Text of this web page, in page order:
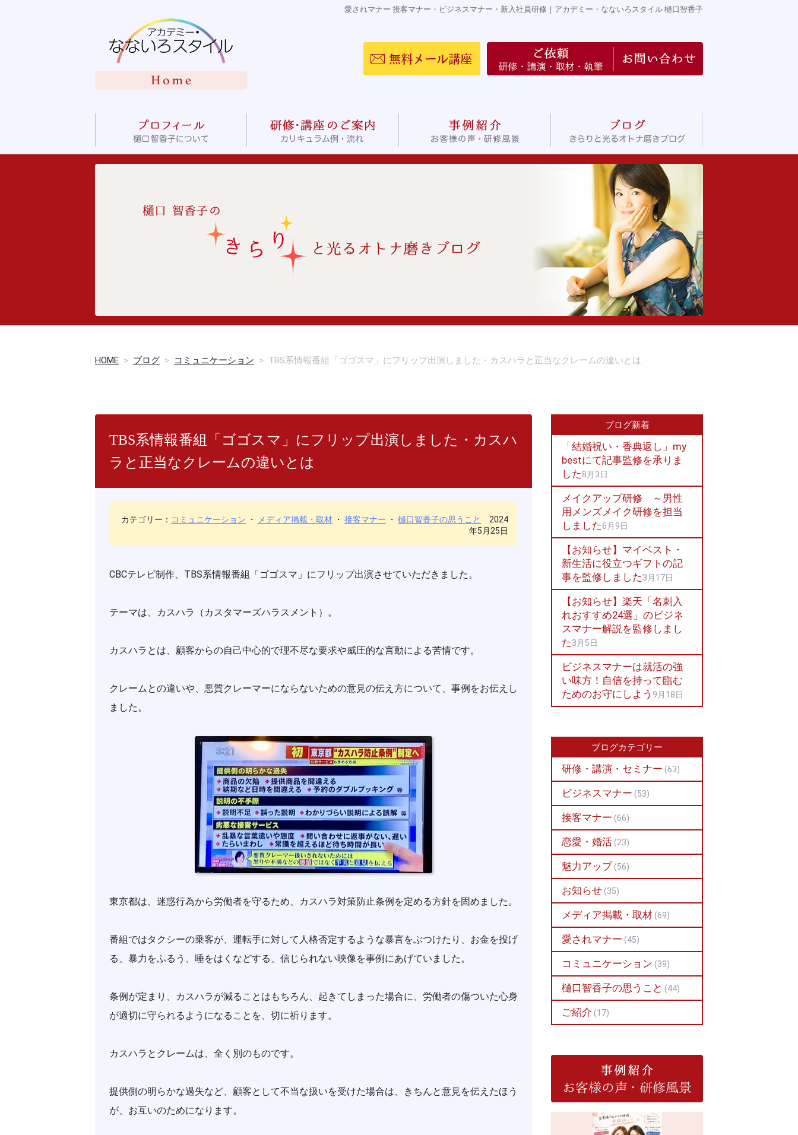
愛されマナー 接客マナー・ビジネスマナー・新入社員研修 ｜アカデミー・なないろスタイル 樋口智香子
HOME > ブログ > コミュニケーション > TBS系情報番組「ゴゴスマ」にフリップ出演しました・カスハラと正当なクレームの違いとは
TBS系情報番組「ゴゴスマ」にフリップ出演しました・カスハ
ラと正当なクレームの違いとは
カテゴリー： コミュニケーション ・ メディア掲載・取材 ・ 接客マナー ・ 樋口智香子の思うこと
2024
年5月25日
CBCテレビ制作、TBS系情報番組「ゴゴスマ」にフリップ出演させていただきました。
テーマは、カスハラ（カスタマーズハラスメント）。
カスハラとは、顧客からの自己中心的で理不尽な要求や威圧的な言動による苦情です。
クレームとの違いや、悪質クレーマーにならないための意見の伝え方について、事例をお伝えし
ました。
東京都は、迷惑行為から労働者を守るため、カスハラ対策防止条例を定める方針を固めました。
番組ではタクシーの乗客が、運転手に対して人格否定するような暴言をぶつけたり、お金を投げ
る、暴力をふるう、唾をはくなどする、信じられない映像を事例にあげていました。
条例が定まり、カスハラが減ることはもちろん、起きてしまった場合に、労働者の傷ついた心身
が適切に守られるようになることを、切に祈ります。
カスハラとクレームは、全く別のものです。
提供側の明らかな過失など、顧客として不当な扱いを受けた場合は、きちんと意見を伝えたほう
が、お互いのためになります。
ブログ新着
「結婚祝い・香典返し」my
bestにて記事監修を承りま
した8月3日
メイクアップ研修 ～男性
用メンズメイク研修を担当
しました6月9日
【お知らせ】マイベスト・
新生活に役立つギフトの記
事を監修しました3月17日
【お知らせ】楽天「名刺入
れおすすめ24選」のビジネ
スマナー解説を監修しまし
た3月5日
ビジネスマナーは就活の強
い味方！自信を持って臨む
ためのお守にしよう 9月18日
ブログカテゴリー
研修・講演・セミナー (63)
ビジネスマナー (53)
接客マナー (66)
恋愛・婚活 (23)
魅力アップ (56)
お知らせ (35)
メディア掲載・取材 (69)
愛されマナー (45)
コミュニケーション (39)
樋口智香子の思うこと (44)
ご紹介 (17)